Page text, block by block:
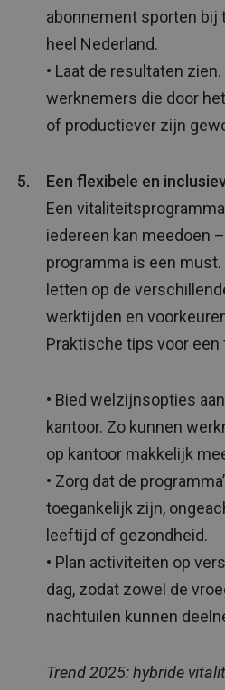
abonnement sporten bij
heel Nederland.
• Laat de resultaten
werknemers die door
of productiever zijn
Een flexibele en
Een
iedereen kan meedoen
programma is een
letten op de
werktijden en
Praktische tips voor een
• Bied welzijnsopties
kantoor. Zo kunnen
op kantoor makkelijk
• Zorg dat de
toegankelijk zijn,
leeftijd of gezondheid.
• Plan activiteiten op
dag, zodat zowel de
nachtuilen kunnen
Trend 2025: hybride